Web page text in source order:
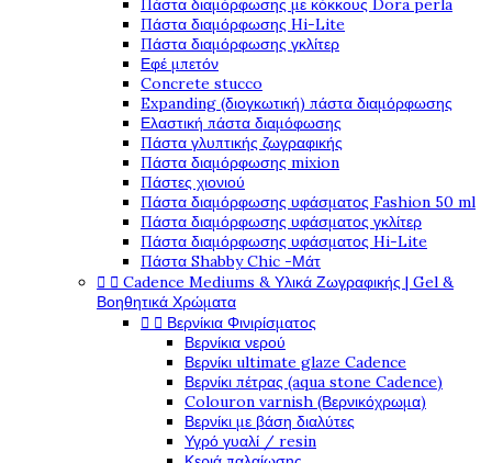
Πάστα διαμόρφωσης με κόκκους Dora perla
Πάστα διαμόρφωσης Hi-Lite
Πάστα διαμόρφωσης γκλίτερ
Εφέ μπετόν
Concrete stucco
Expanding (διογκωτική) πάστα διαμόρφωσης
Ελαστική πάστα διαμόφωσης
Πάστα γλυπτικής ζωγραφικής
Πάστα διαμόρφωσης mixion
Πάστες χιονιού
Πάστα διαμόρφωσης υφάσματος Fashion 50 ml
Πάστα διαμόρφωσης υφάσματος γκλίτερ
Πάστα διαμόρφωσης υφάσματος Hi-Lite
Πάστα Shabby Chic -Μάτ
  Cadence Mediums & Υλικά Ζωγραφικής | Gel &
Βοηθητικά Χρώματα
  Βερνίκια Φινιρίσματος
Βερνίκια νερού
Βερνίκι ultimate glaze Cadence
Βερνίκι πέτρας (aqua stone Cadence)
Colouron varnish (Βερνικόχρωμα)
Βερνίκι με βάση διαλύτες
Υγρό γυαλί / resin